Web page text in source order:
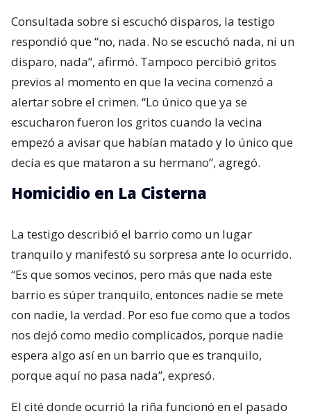
Consultada sobre si escuchó disparos, la testigo
respondió que “no, nada. No se escuchó nada, ni un
disparo, nada”, afirmó. Tampoco percibió gritos
previos al momento en que la vecina comenzó a
alertar sobre el crimen. “Lo único que ya se
escucharon fueron los gritos cuando la vecina
empezó a avisar que habían matado y lo único que
decía es que mataron a su hermano”, agregó.
Homicidio en La Cisterna
La testigo describió el barrio como un lugar
tranquilo y manifestó su sorpresa ante lo ocurrido.
“Es que somos vecinos, pero más que nada este
barrio es súper tranquilo, entonces nadie se mete
con nadie, la verdad. Por eso fue como que a todos
nos dejó como medio complicados, porque nadie
espera algo así en un barrio que es tranquilo,
porque aquí no pasa nada”, expresó.
El cité donde ocurrió la riña funcionó en el pasado